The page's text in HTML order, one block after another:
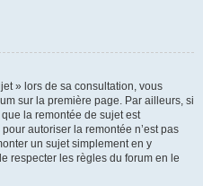
» lors de sa consultation, vous
sur la première page. Par ailleurs, si
la remontée de sujet est
autoriser la remontée n’est pas
un sujet simplement en y
respecter les règles du forum en le